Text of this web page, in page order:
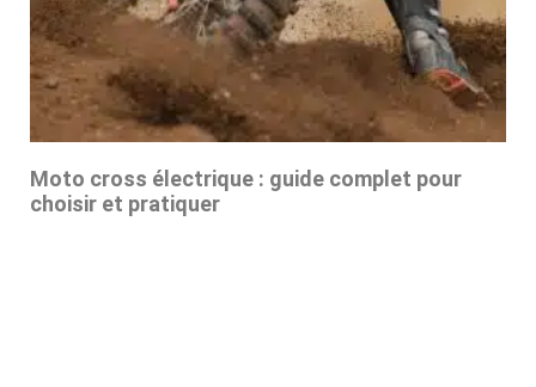
Moto cross électrique : guide complet pour
choisir et pratiquer